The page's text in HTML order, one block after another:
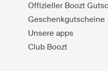
Offizieller Boozt
Geschenkgutscheine
Unsere apps
Club Boozt